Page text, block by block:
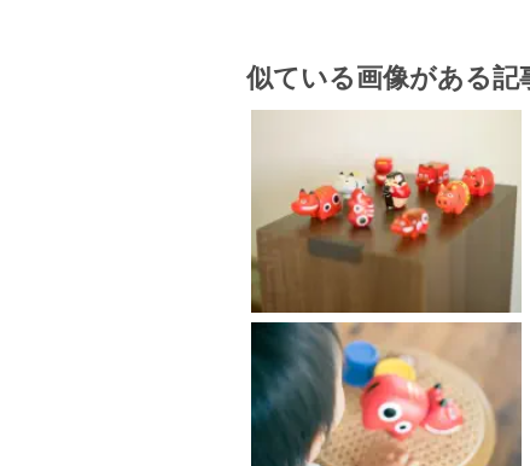
似ている画像がある記